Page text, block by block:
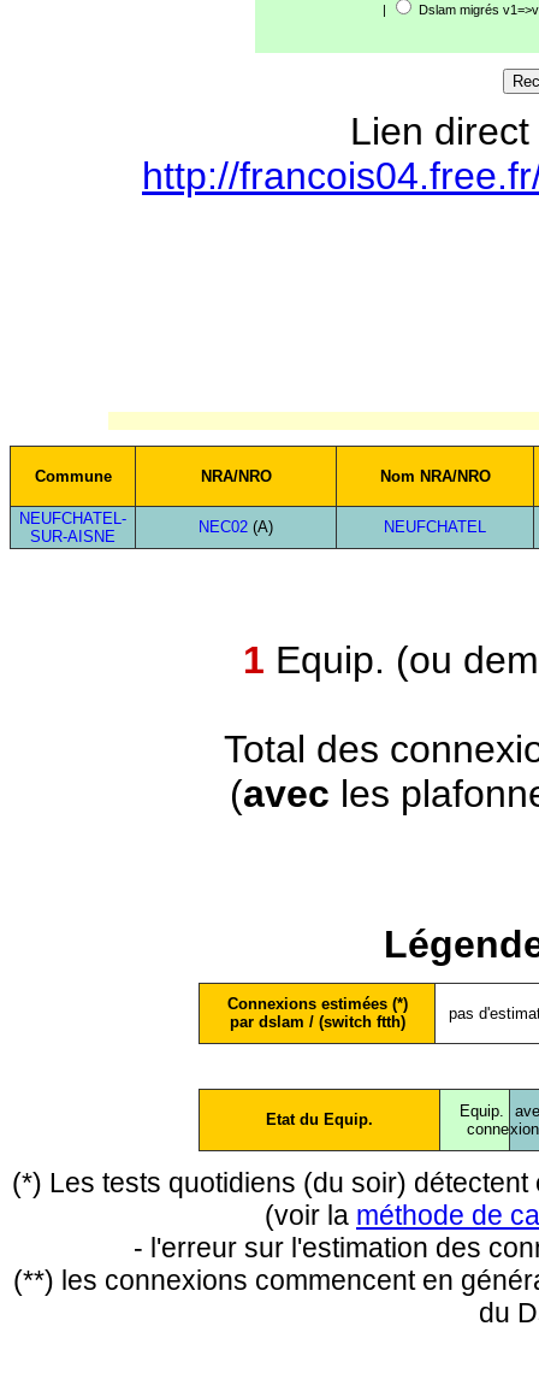
| Dslam migrés
Lien
http://
Commune NRA/NRO Nom NRA/NRO
NEUFCHATEL-
SUR-AISNE
NEC02 (A) NEUFCHATEL
1 Equip. (ou
Total des
(avec les
Connexions estimées (*)
par dslam / (switch ftth)
pas
Etat du Equip.
Equip.
conne
(*) Les tests quotidiens (du soir)
(voir la méthode de
- l'erreur sur l'estimation des
(**) les connexions commencent en
du